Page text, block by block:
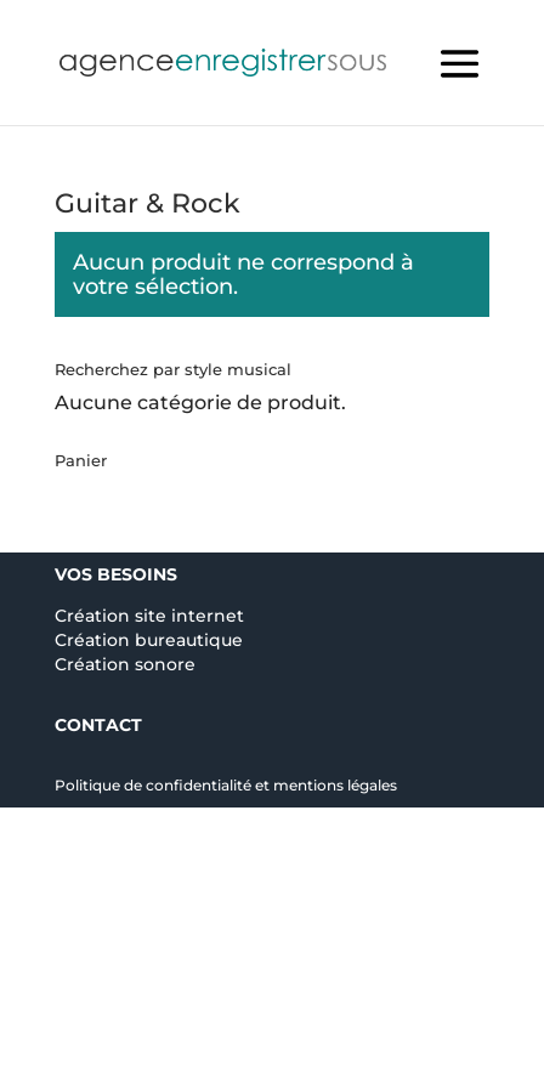
Guitar & Rock
Aucun produit ne correspond à
votre sélection.
Recherchez par style musical
Aucune catégorie de produit.
Panier
VOS BESOINS
Création site internet
Création bureautique
Création sonore
CONTACT
Politique de confidentialité et mentions légales